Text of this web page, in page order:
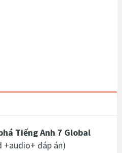
Tiếng Anh 7 Global
+audio+ đáp án)